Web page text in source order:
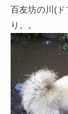
百友坊の川(
り。。